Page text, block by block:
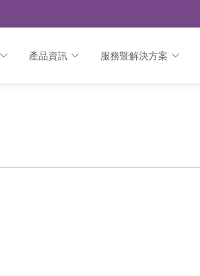
產品資訊 服務暨解決方案